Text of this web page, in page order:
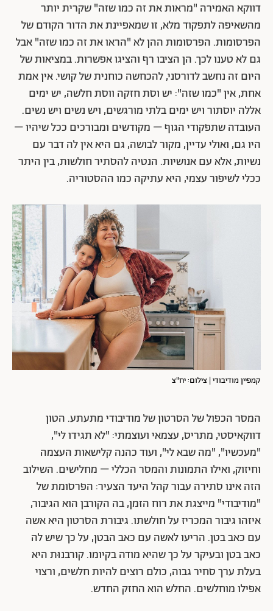
דווקא האמירה "מראות את זה כמו שזה" שקרית יותר
מהשאיפה לתפקוד מלא, זו שמאפיינת את הדור הקודם של
הפרסומות. הפרסומות ההן לא "הראו את זה כמו שזה" אבל
גם לא טענו לכך. הן הציבו רף והציגו אפשרות. במציאות של
היום זה נחשב לדורסני, להכחשה כוחנית של קושי. אין אמת
אחת, אין "כמו שזה": יש וסת חזקה ווסת חלשה, יש ימים
אללה יוסתור ויש ימים בלתי מורגשים, ויש נשים ויש נשים.
העובדה שתפקודי הגוף – מקודשים ומבורכים ככל שיהיו –
היו גם, ואולי עדיין, מקור לבושה, גם היא אין לה דבר עם
נשיות, אלא עם אנושיות. הנטיה להסתיר חולשות, בין היתר
ככלי לשיפור עצמי, היא עתיקה כמו ההסטוריה.
קמפיין מודיבודי | צילום: יח"צ
המסר הכפול של הסרטון של מודיבודי מתעתע. הטון
דווקאיסטי, מתריס, עצמאי ועוצמתי: "לא תגידו לי",
"מעכשיו", "מה שבא לי", ועוד כהנה קלישאות העצמה
וחיזוק, ואילו התמונות והמסר הכללי – מחלישים. השילוב
הזה אינו סתירה עבור קהל היעד הצעיר: הפרסומת של
"מודיבודי" מייצגת את רוח הזמן, בה הקורבן הוא הגיבור,
איזהו גיבור המכריז על חולשתו. גיבורת הסרטון היא אשה
עם כאב בטן. הריעו לאשה עם כאב הבטן, על כך שיש לה
כאב בטן ובעיקר על כך שהיא מודה בקיומו. קורבנוּת היא
בעלת ערך סחיר גבוה, כולם רוצים להיות חלשים, ורצוי
אפילו מוחלשים. החלש הוא החזק החדש.